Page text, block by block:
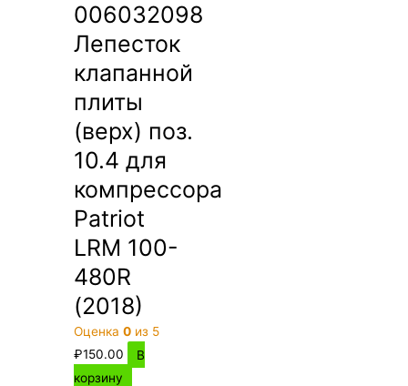
006032098
Лепесток
клапанной
плиты
(верх) поз.
10.4 для
компрессора
Patriot
LRM 100-
480R
(2018)
Оценка0 из 5
₽150.00
В
корзину